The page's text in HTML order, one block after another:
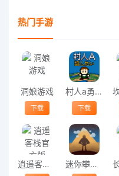
热门手游
洞娘游戏
下载
村人a勇者大人请听我说手机版
下载
逍遥客栈官方版 迷你攀岩最新版